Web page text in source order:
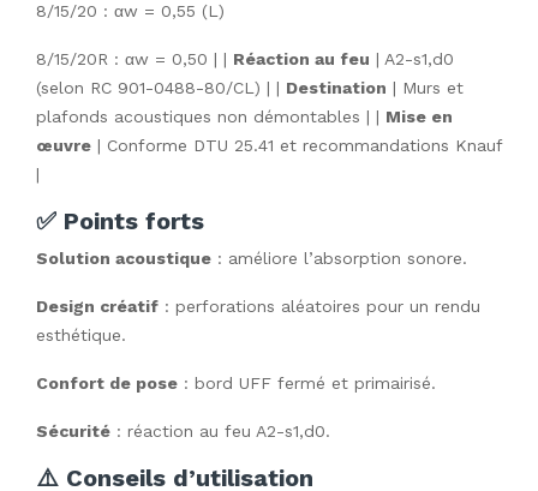
8/15/20 : αw = 0,55 (L)
8/15/20R : αw = 0,50 | | Réaction au feu | A2-s1,d0
(selon RC 901-0488-80/CL) | | Destination | Murs et
plafonds acoustiques non démontables | | Mise en
œuvre | Conforme DTU 25.41 et recommandations Knauf
|
✅ Points forts
Solution acoustique : améliore l’absorption sonore.
Design créatif : perforations aléatoires pour un rendu
esthétique.
Confort de pose : bord UFF fermé et primairisé.
Sécurité : réaction au feu A2-s1,d0.
⚠️ Conseils d’utilisation